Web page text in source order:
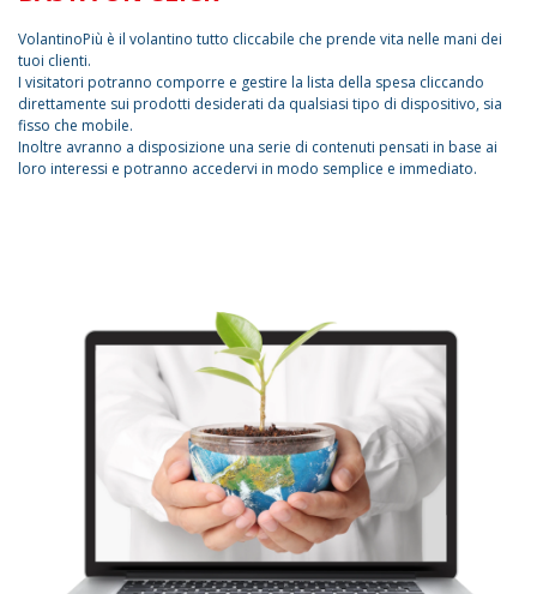
VolantinoPiù è il volantino tutto cliccabile che prende vita nelle mani dei
tuoi clienti.
I visitatori potranno comporre e gestire la lista della spesa cliccando
direttamente sui prodotti desiderati da qualsiasi tipo di dispositivo, sia
fisso che mobile.
Inoltre avranno a disposizione una serie di contenuti pensati in base ai
loro interessi e potranno accedervi in modo semplice e immediato.